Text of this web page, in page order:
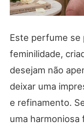
Este perfume se
feminilidade,
desejam não
deixar uma
e refinamento.
uma